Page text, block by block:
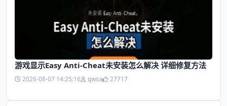
游戏显示Easy Anti-Cheat未安装怎么解决 详细修复方法
2026-08-07 14:25:16 qwsa 27717